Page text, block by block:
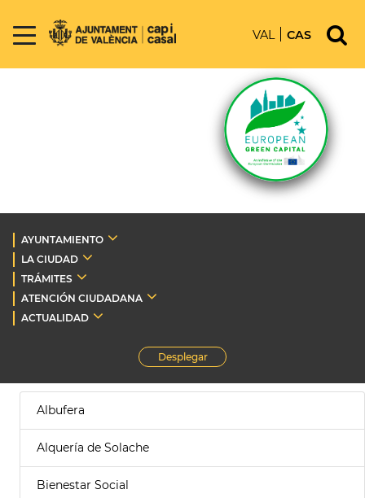
VAL CAS
AYUNTAMIENTO
LA CIUDAD
TRÁMITES
ATENCIÓN CIUDADANA
ACTUALIDAD
Desplegar
Albufera
Alquería de Solache
Bienestar Social